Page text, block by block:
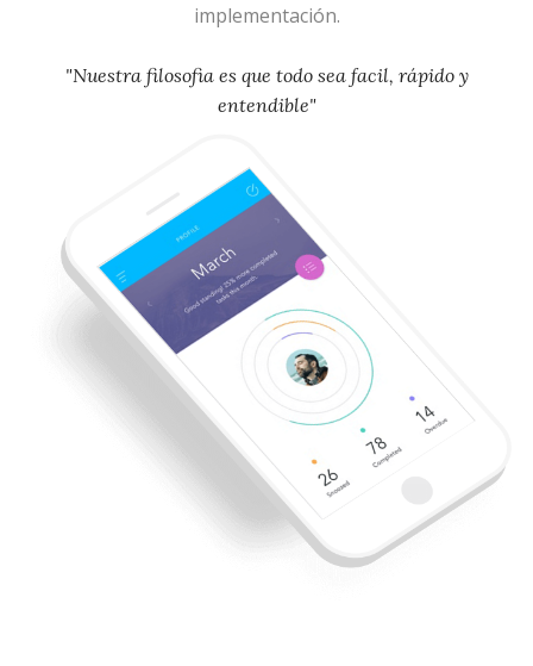
implementación.
"Nuestra filosofia es que todo sea facil, rápido y
entendible"